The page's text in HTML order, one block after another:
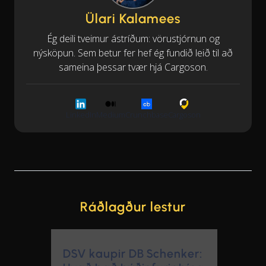
Ülari Kalamees
Ég deili tveimur ástríðum: vörustjórnun og
nýsköpun. Sem betur fer hef ég fundið leið til að
sameina þessar tvær hjá Cargoson.
Medium
Ráðlagður lestur
Hvað það þýðir fyrir þína